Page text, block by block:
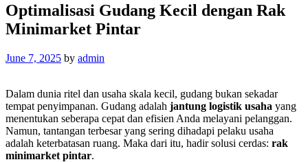
Optimalisasi Gudang Kecil dengan Rak
Minimarket Pintar
June 7, 2025 by admin
Dalam dunia ritel dan usaha skala kecil, gudang bukan sekadar
tempat penyimpanan. Gudang adalah jantung logistik usaha yang
menentukan seberapa cepat dan efisien Anda melayani pelanggan.
Namun, tantangan terbesar yang sering dihadapi pelaku usaha
adalah keterbatasan ruang. Maka dari itu, hadir solusi cerdas: rak
minimarket pintar.